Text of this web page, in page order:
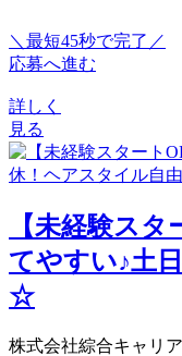
＼最短45秒で完了／
応募へ進む
詳しく
見る
【未経験ス
てやすい♪土
☆
株式会社綜合キャリ